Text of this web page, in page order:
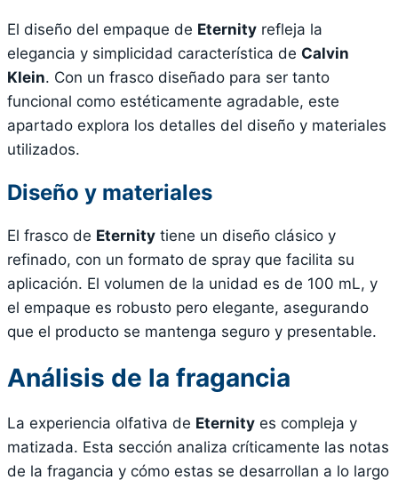
El diseño del empaque de Eternity refleja la
elegancia y simplicidad característica de Calvin
Klein. Con un frasco diseñado para ser tanto
funcional como estéticamente agradable, este
apartado explora los detalles del diseño y materiales
utilizados.
Diseño y materiales
El frasco de Eternity tiene un diseño clásico y
refinado, con un formato de spray que facilita su
aplicación. El volumen de la unidad es de 100 mL, y
el empaque es robusto pero elegante, asegurando
que el producto se mantenga seguro y presentable.
Análisis de la fragancia
La experiencia olfativa de Eternity es compleja y
matizada. Esta sección analiza críticamente las notas
de la fragancia y cómo estas se desarrollan a lo largo